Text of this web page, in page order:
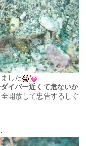
した
ダイバー近くて危ないか
開放して忠告するしぐ